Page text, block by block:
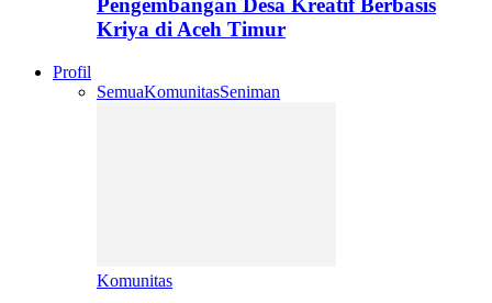
Pengembangan Desa Kreatif Berbasis
Kriya di Aceh Timur
Profil
SemuaKomunitasSeniman
Komunitas